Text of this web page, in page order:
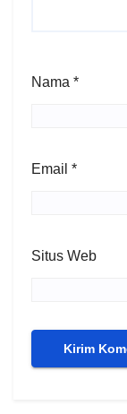
Nama *
Email *
Situs Web